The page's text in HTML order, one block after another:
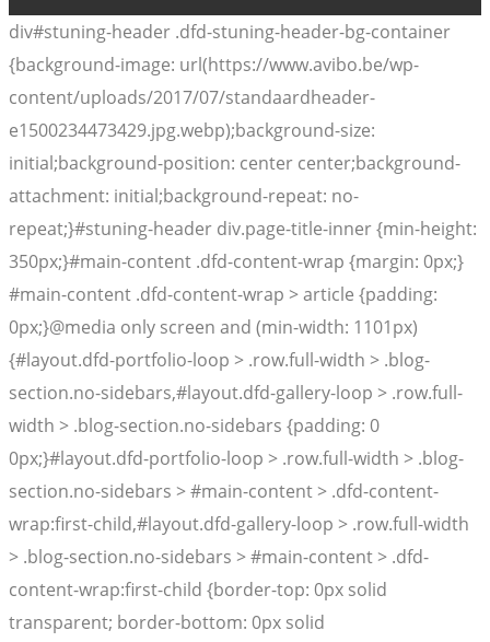
div#stuning-header .dfd-stuning-header-bg-container
{background-image: url(https://www.avibo.be/wp-
content/uploads/2017/07/standaardheader-
e1500234473429.jpg.webp);background-size:
initial;background-position: center center;background-
attachment: initial;background-repeat: no-
repeat;}#stuning-header div.page-title-inner {min-height:
350px;}#main-content .dfd-content-wrap {margin: 0px;}
#main-content .dfd-content-wrap > article {padding:
0px;}@media only screen and (min-width: 1101px)
{#layout.dfd-portfolio-loop > .row.full-width > .blog-
section.no-sidebars,#layout.dfd-gallery-loop > .row.full-
width > .blog-section.no-sidebars {padding: 0
0px;}#layout.dfd-portfolio-loop > .row.full-width > .blog-
section.no-sidebars > #main-content > .dfd-content-
wrap:first-child,#layout.dfd-gallery-loop > .row.full-width
> .blog-section.no-sidebars > #main-content > .dfd-
content-wrap:first-child {border-top: 0px solid
transparent; border-bottom: 0px solid